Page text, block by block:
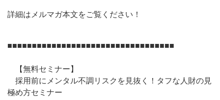
詳細はメルマガ本文をご覧ください！
■■■■■■■■■■■■■■■■■■■■■■■■■■■■■■■■■■
【無料セミナー】
採用前にメンタル不調リスクを見抜く！タフな人財の見
極め方セミナー